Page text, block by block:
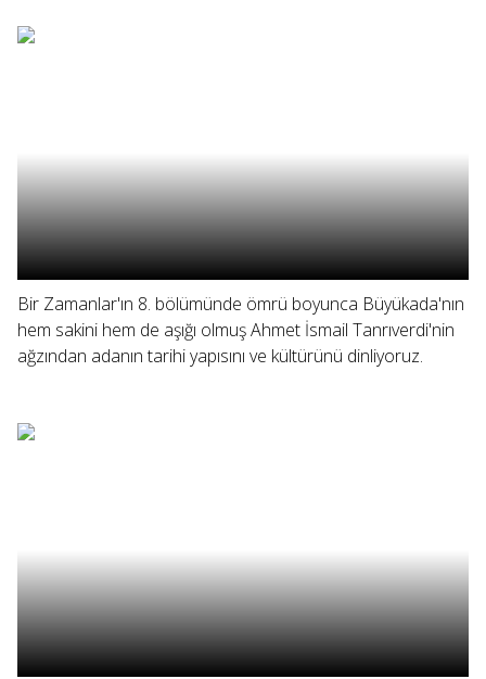
Bir Zamanlar'ın 8. bölümünde ömrü boyunca Büyükada'nın
hem sakini hem de aşığı olmuş Ahmet İsmail Tanrıverdi'nin
ağzından adanın tarihi yapısını ve kültürünü dinliyoruz.